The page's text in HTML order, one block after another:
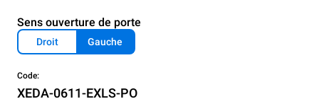
Sens ouverture de porte
Droit Gauche
Code:
XEDA-0611-EXLS-PO